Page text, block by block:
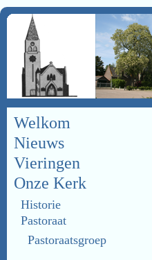
Welkom
Nieuws
Vieringen
Onze Kerk
Historie
Pastoraat
Pastoraatsgroep